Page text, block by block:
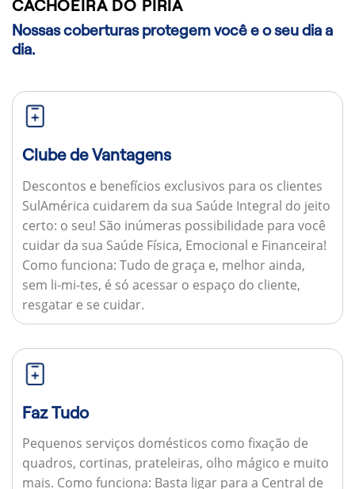
CACHOEIRA DO PIRIÁ
Nossas coberturas protegem você e o seu dia a
dia.
Clube de Vantagens
Descontos e benefícios exclusivos para os clientes
SulAmérica cuidarem da sua Saúde Integral do jeito
certo: o seu! São inúmeras possibilidade para você
cuidar da sua Saúde Física, Emocional e Financeira!
Como funciona: Tudo de graça e, melhor ainda,
sem li-mi-tes, é só acessar o espaço do cliente,
resgatar e se cuidar.
Faz Tudo
Pequenos serviços domésticos como fixação de
quadros, cortinas, prateleiras, olho mágico e muito
mais. Como funciona: Basta ligar para a Central de